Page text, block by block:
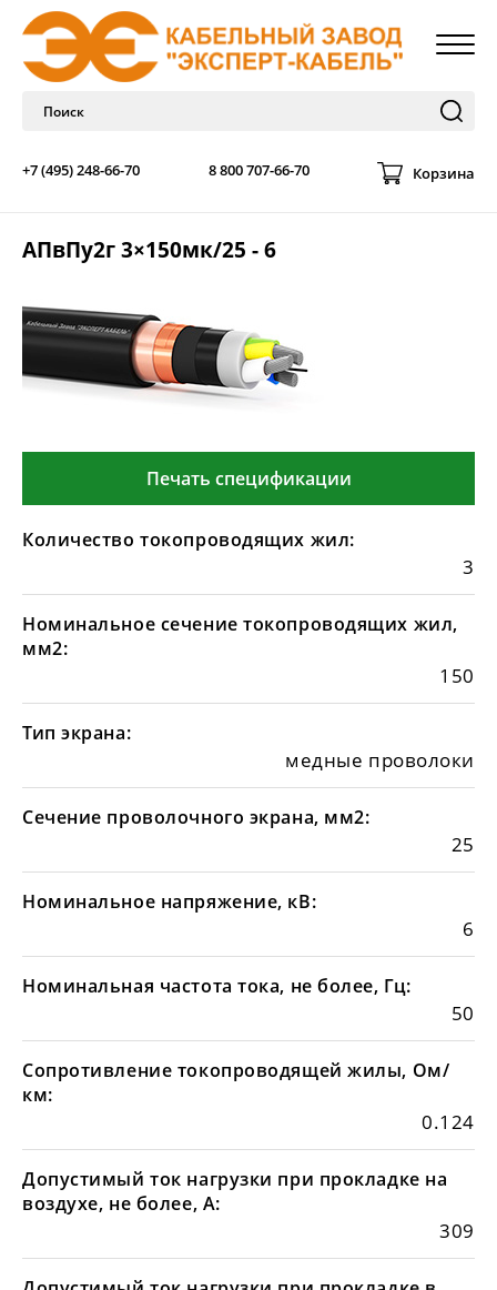
+7 (495) 248-66-70 8 800 707-66-70 Корзина
АПвПу2г 3×150мк/25 - 6
Печать спецификации
Количество токопроводящих жил:
3
Номинальное сечение токопроводящих жил,
мм2:
150
Тип экрана:
медные проволоки
Сечение проволочного экрана, мм2:
25
Номинальное напряжение, кВ:
6
Номинальная частота тока, не более, Гц:
50
Сопротивление токопроводящей жилы, Ом/
км:
0.124
Допустимый ток нагрузки при прокладке на
воздухе, не более, А:
309